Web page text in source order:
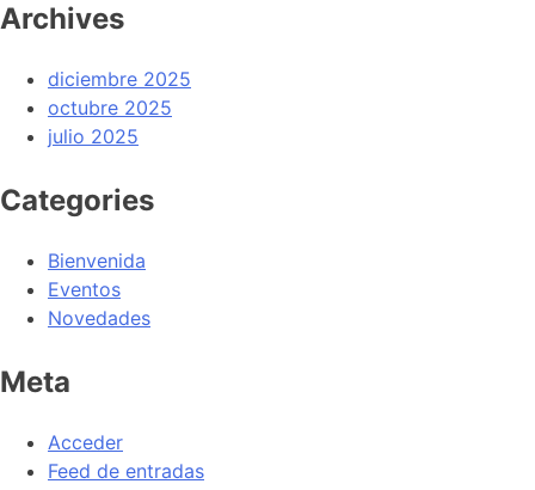
Archives
diciembre 2025
octubre 2025
julio 2025
Categories
Bienvenida
Eventos
Novedades
Meta
Acceder
Feed de entradas